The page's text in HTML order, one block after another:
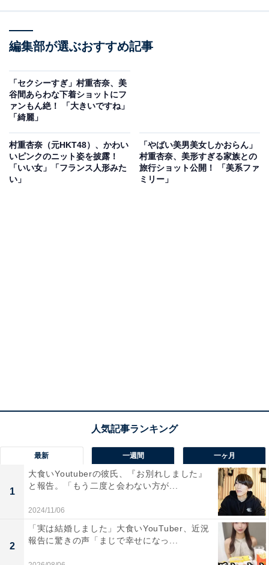
編集部が選ぶおすすめ記事
「セクシーすぎ」村重杏奈、美
谷間あらわな下着ショットにフ
ァンもん絶！ 「大きいですね」
「綺麗」
村重杏奈（元HKT48）、かわい
いピンクのニット姿を披露！
「いい女」「フランス人形みた
い」
「やばい美男美女しかおらん」
村重杏奈、美形すぎる家族との
旅行ショット公開！ 「美系ファ
ミリー」
最新 一週間 一ヶ月
1
大食いYoutuberの彼氏、『お別れしました』
と報告。「もう二度と会わない方が...
2024/11/06
2
「実は結婚しました」大食いYouTuber、近況
報告に驚きの声「まじで幸せになっ...